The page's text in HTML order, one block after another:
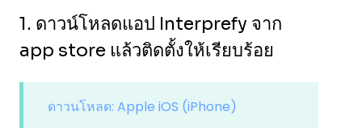
1. ดาวน์โหลดแอป Interprefy จาก
app store แล้วติดตั้งให้เรียบร้อย
ดาวนโหลด: Apple iOS (iPhone)